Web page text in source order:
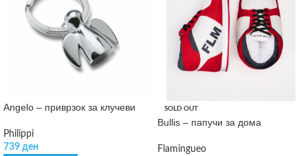
Angelo – приврзок за клучеви
Philippi
739 ден
SOLD OUT
Bullis – папучи за дома
Flamingueo